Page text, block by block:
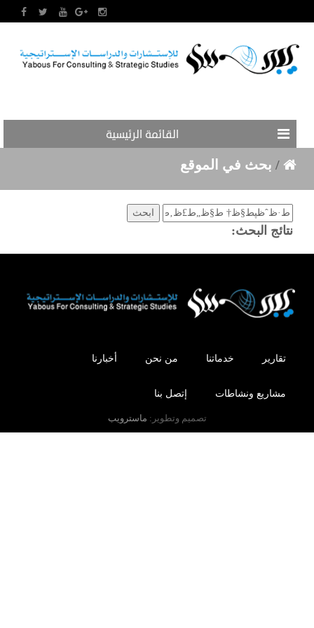
القائمة الرئيسية
/ بحث في الموقع
نتائج البحث:
تقارير خدماتنا من نحن أخبارنا
مشاريع ونشاطات إتصل بنا
تصميم وتطوير: ماسترويب